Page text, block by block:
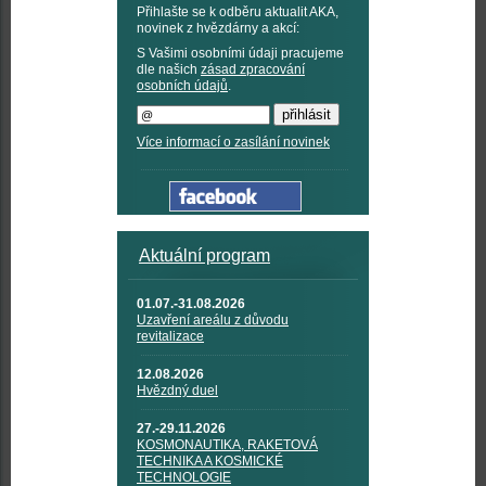
Přihlašte se k odběru aktualit AKA,
novinek z hvězdárny a akcí:
S Vašimi osobními údaji pracujeme
dle našich zásad zpracování
osobních údajů.
Více informací o zasílání novinek
Aktuální program
01.07.-31.08.2026
Uzavření areálu z důvodu
revitalizace
12.08.2026
Hvězdný duel
27.-29.11.2026
KOSMONAUTIKA, RAKETOVÁ
TECHNIKA A KOSMICKÉ
TECHNOLOGIE